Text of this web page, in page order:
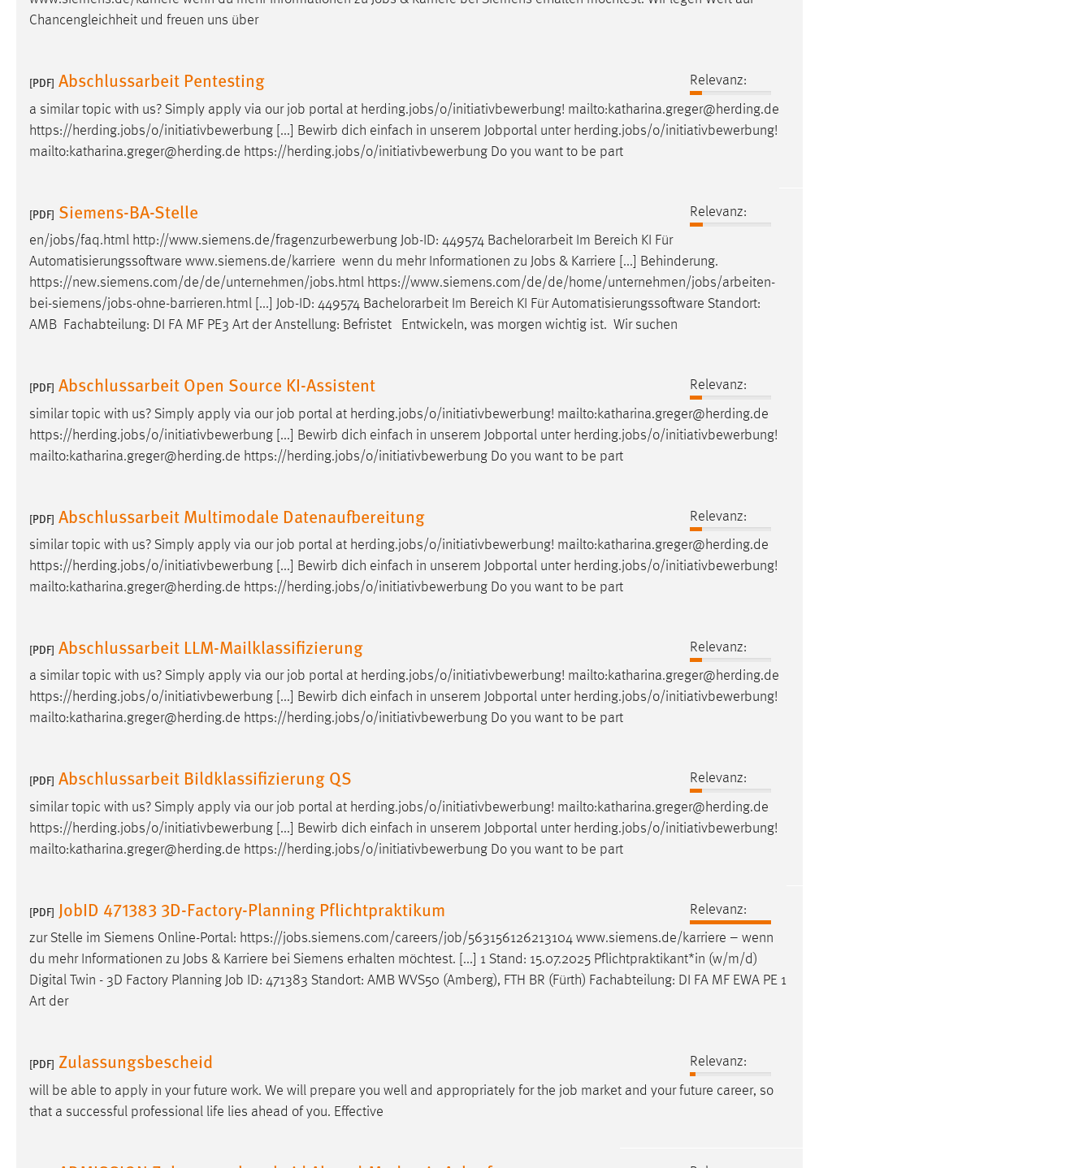
Chancengleichheit und freuen uns über
[PDF] Abschlussarbeit Pentesting
Relevanz:
a similar topic with us? Simply apply via our job portal at herding.jobs/o/initiativbewerbung! mailto:katharina.greger@herding.de
https://herding.jobs/o/initiativbewerbung [...] Bewirb dich einfach in unserem Jobportal unter herding.jobs/o/initiativbewerbung!
mailto:katharina.greger@herding.de https://herding.jobs/o/initiativbewerbung Do you want to be part
[PDF] Siemens-BA-Stelle
Relevanz:
en/jobs/faq.html http://www.siemens.de/fragenzurbewerbung Job-ID: 449574 Bachelorarbeit Im Bereich KI Für
Automatisierungssoftware www.siemens.de/karriere wenn du mehr Informationen zu Jobs & Karriere [...] Behinderung.
https://new.siemens.com/de/de/unternehmen/jobs.html https://www.siemens.com/de/de/home/unternehmen/jobs/arbeiten-
bei-siemens/jobs-ohne-barrieren.html [...] Job-ID: 449574 Bachelorarbeit Im Bereich KI Für Automatisierungssoftware Standort:
AMB Fachabteilung: DI FA MF PE3 Art der Anstellung: Befristet Entwickeln, was morgen wichtig ist. Wir suchen
[PDF] Abschlussarbeit Open Source KI-Assistent
Relevanz:
similar topic with us? Simply apply via our job portal at herding.jobs/o/initiativbewerbung! mailto:katharina.greger@herding.de
https://herding.jobs/o/initiativbewerbung [...] Bewirb dich einfach in unserem Jobportal unter herding.jobs/o/initiativbewerbung!
mailto:katharina.greger@herding.de https://herding.jobs/o/initiativbewerbung Do you want to be part
[PDF] Abschlussarbeit Multimodale Datenaufbereitung
Relevanz:
similar topic with us? Simply apply via our job portal at herding.jobs/o/initiativbewerbung! mailto:katharina.greger@herding.de
https://herding.jobs/o/initiativbewerbung [...] Bewirb dich einfach in unserem Jobportal unter herding.jobs/o/initiativbewerbung!
mailto:katharina.greger@herding.de https://herding.jobs/o/initiativbewerbung Do you want to be part
[PDF] Abschlussarbeit LLM-Mailklassifizierung
Relevanz:
a similar topic with us? Simply apply via our job portal at herding.jobs/o/initiativbewerbung! mailto:katharina.greger@herding.de
https://herding.jobs/o/initiativbewerbung [...] Bewirb dich einfach in unserem Jobportal unter herding.jobs/o/initiativbewerbung!
mailto:katharina.greger@herding.de https://herding.jobs/o/initiativbewerbung Do you want to be part
[PDF] Abschlussarbeit Bildklassifizierung QS
Relevanz:
similar topic with us? Simply apply via our job portal at herding.jobs/o/initiativbewerbung! mailto:katharina.greger@herding.de
https://herding.jobs/o/initiativbewerbung [...] Bewirb dich einfach in unserem Jobportal unter herding.jobs/o/initiativbewerbung!
mailto:katharina.greger@herding.de https://herding.jobs/o/initiativbewerbung Do you want to be part
[PDF] JobID 471383 3D-Factory-Planning Pflichtpraktikum
Relevanz:
zur Stelle im Siemens Online-Portal: https://jobs.siemens.com/careers/job/563156126213104 www.siemens.de/karriere – wenn
du mehr Informationen zu Jobs & Karriere bei Siemens erhalten möchtest. [...] 1 Stand: 15.07.2025 Pflichtpraktikant*in (w/m/d)
Digital Twin - 3D Factory Planning Job ID: 471383 Standort: AMB WVS50 (Amberg), FTH BR (Fürth) Fachabteilung: DI FA MF EWA PE 1
Art der
[PDF] Zulassungsbescheid
Relevanz:
will be able to apply in your future work. We will prepare you well and appropriately for the job market and your future career, so
that a successful professional life lies ahead of you. Effective
Google Ads
Zweck: Conversion-Tracking
Cookie Laufzeit: 3 Monate
Facebook Pixel
Name: _fbp
Anbieter: Facebook
Zweck: Conversion-Tracking
Cookie Laufzeit: 3 Monate
EXTERNE MEDIEN
Um Inhalte von Videoplattformen und Social Media
Plattformen anzeigen zu können, werden von diesen
externen Medien Cookies gesetzt.
Vimeo